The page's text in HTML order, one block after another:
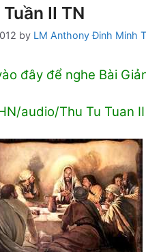
II TN
by LM Anthony Đinh Minh
đây để nghe Bài
audio/Thu Tu Tuan